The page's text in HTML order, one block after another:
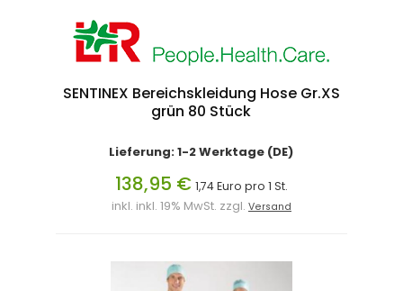
SENTINEX Bereichskleidung Hose Gr.XS
grün 80 Stück
Lieferung: 1-2 Werktage (DE)
138,95 € 1,74 Euro pro 1 St.
inkl. inkl. 19% MwSt. zzgl. Versand